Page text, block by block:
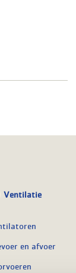
Ventilatie
en afvoer